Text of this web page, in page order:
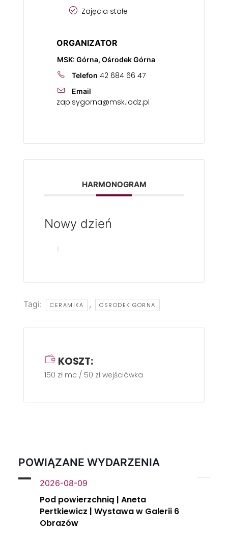
Zajęcia stałe
ORGANIZATOR
MSK: Górna, Ośrodek Górna
Telefon 42 684 66 47
Email
zapisygorna@msk.lodz.pl
HARMONOGRAM
Nowy dzień
Tagi: CERAMIKA , OSRODEK GORNA
KOSZT:
150 zł mc / 50 zł wejściówka
POWIĄZANE WYDARZENIA
2026-08-09
Pod powierzchnią | Aneta
Pertkiewicz | Wystawa w Galerii 6
Obrazów